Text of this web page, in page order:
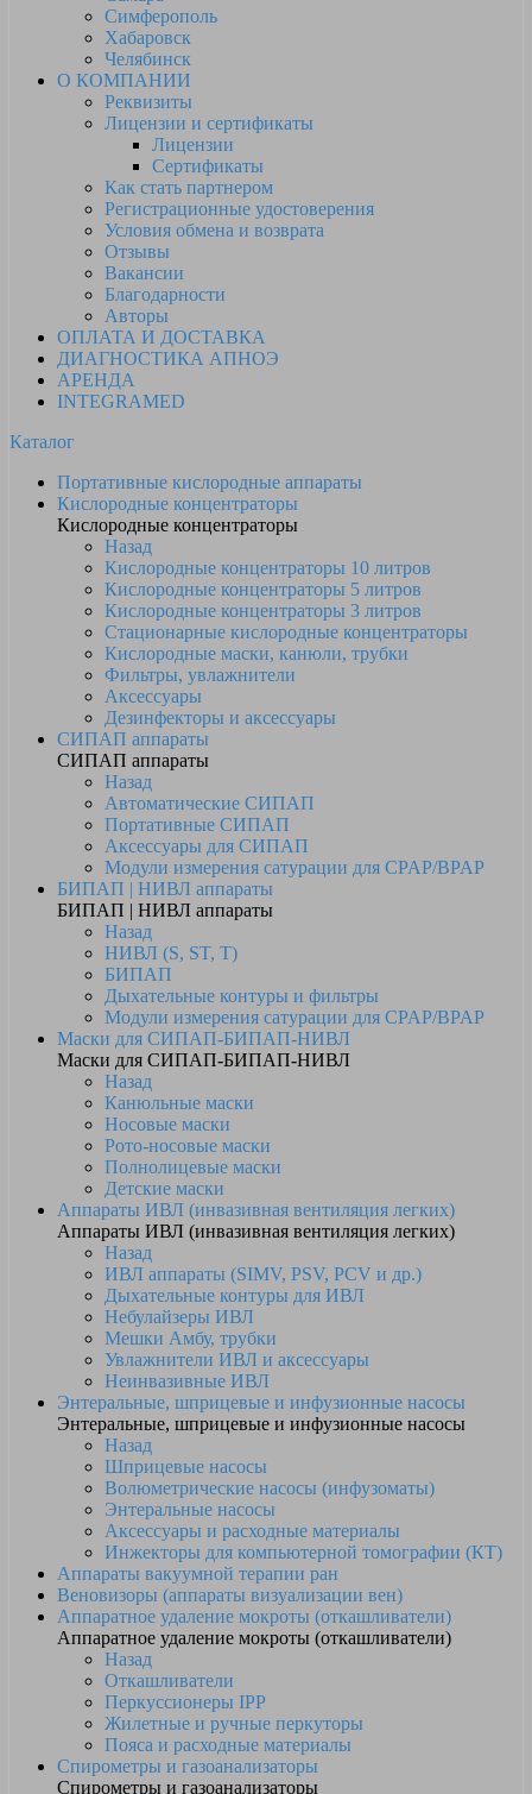
Симферополь
Хабаровск
Челябинск
О КОМПАНИИ
Реквизиты
Лицензии и сертификаты
Лицензии
Сертификаты
Как стать партнером
Регистрационные удостоверения
Условия обмена и возврата
Отзывы
Вакансии
Благодарности
Авторы
ОПЛАТА И ДОСТАВКА
ДИАГНОСТИКА АПНОЭ
АРЕНДА
INTEGRAMED
Каталог
Портативные кислородные аппараты
Кислородные концентраторы
Кислородные концентраторы
Назад
Кислородные концентраторы 10 литров
Кислородные концентраторы 5 литров
Кислородные концентраторы 3 литров
Стационарные кислородные концентраторы
Кислородные маски, канюли, трубки
Фильтры, увлажнители
Аксессуары
Дезинфекторы и аксессуары
СИПАП аппараты
СИПАП аппараты
Назад
Автоматические СИПАП
Портативные СИПАП
Аксессуары для СИПАП
Модули измерения сатурации для CPAP/BPAP
БИПАП | НИВЛ аппараты
БИПАП | НИВЛ аппараты
Назад
НИВЛ (S, ST, T)
БИПАП
Дыхательные контуры и фильтры
Модули измерения сатурации для CPAP/BPAP
Маски для СИПАП-БИПАП-НИВЛ
Маски для СИПАП-БИПАП-НИВЛ
Назад
Канюльные маски
Носовые маски
Рото-носовые маски
Полнолицевые маски
Детские маски
Аппараты ИВЛ (инвазивная вентиляция легких)
Аппараты ИВЛ (инвазивная вентиляция легких)
Назад
ИВЛ аппараты (SIMV, PSV, PCV и др.)
Дыхательные контуры для ИВЛ
Небулайзеры ИВЛ
Мешки Амбу, трубки
Увлажнители ИВЛ и аксессуары
Неинвазивные ИВЛ
Энтеральные, шприцевые и инфузионные насосы
Энтеральные, шприцевые и инфузионные насосы
Назад
Шприцевые насосы
Волюметрические насосы (инфузоматы)
Энтеральные насосы
Аксессуары и расходные материалы
Инжекторы для компьютерной томографии (КТ)
Аппараты вакуумной терапии ран
Веновизоры (аппараты визуализации вен)
Аппаратное удаление мокроты (откашливатели)
Аппаратное удаление мокроты (откашливатели)
Назад
Откашливатели
Перкуссионеры IPP
Жилетные и ручные перкуторы
Пояса и расходные материалы
Спирометры и газоанализаторы
Спирометры и газоанализаторы